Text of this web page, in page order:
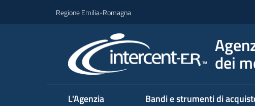
Regione Emilia-Romagna
dei
L'Agenzia Bandi e strumenti di